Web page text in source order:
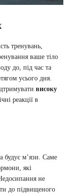
тренувань,
ваше тіло
до, під час та
усього дня.
високу
реакції в
будує м’язи. Саме
які
не
до підвищеного